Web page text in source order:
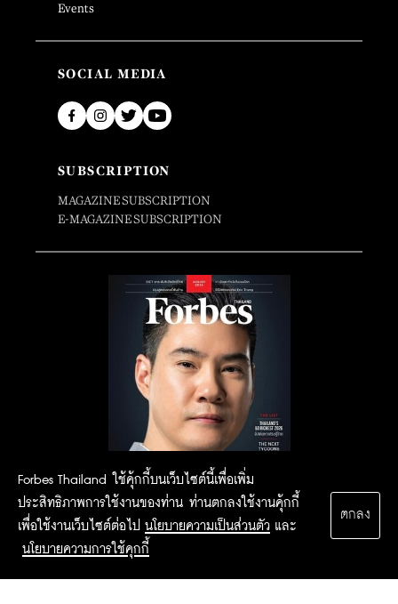
Forbes Thailand ใช้คุ้กกี้บนเว็บไซต์นี้เพื่อเพิ่ม
ประสิทธิภาพการใช้งานของท่าน ท่านตกลงใช้งานคุ้กกี้
เพื่อใช้งานเว็บไซต์ต่อไป นโยบายความเป็นส่วนตัว และ
นโยบายความการใช้คุกกี้
ตกลง
Events
SOCIAL MEDIA
SUBSCRIPTION
MAGAZINE SUBSCRIPTION
E-MAGAZINE SUBSCRIPTION
2015 Forbesthailand.com ALL RIGHTS RESERVED